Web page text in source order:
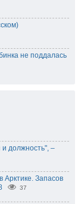
не поддалась
должность", –
Арктике. Запасов
37